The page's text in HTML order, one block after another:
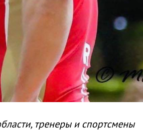
тренеры и спортсмены